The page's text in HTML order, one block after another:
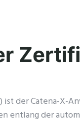
ist der Catena-X-
entlang der